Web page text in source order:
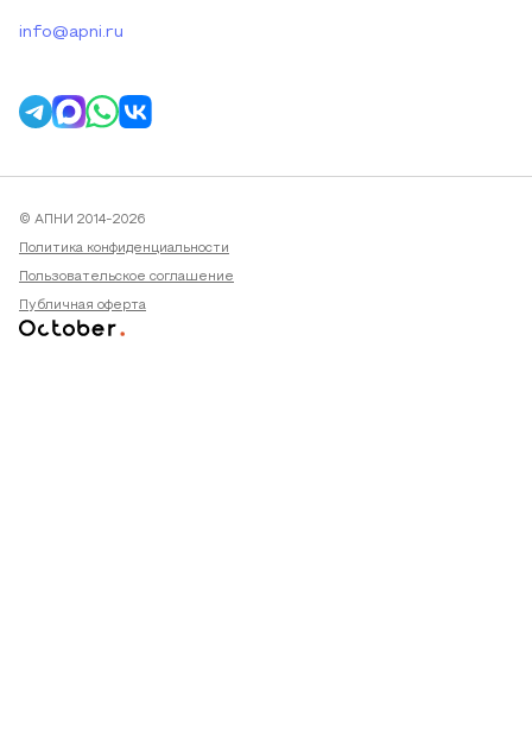
info@apni.ru
© АПНИ 2014-2026
Политика конфиденциальности
Пользовательское соглашение
Публичная оферта